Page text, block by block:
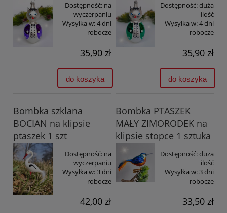
Dostępność: na
wyczerpaniu
Wysyłka w:4 dni
robocze
35,90 zł
do koszyka
Dostępność:duża
ilość
Wysyłka w:4 dni
robocze
35,90 zł
do koszyka
Bombka szklana
BOCIAN na klipsie
ptaszek 1 szt
Dostępność: na
wyczerpaniu
Wysyłka w:3 dni
robocze
42,00 zł
Bombka PTASZEK
MAŁY ZIMORODEK na
klipsie stopce 1 sztuka
Dostępność:duża
ilość
Wysyłka w:3 dni
robocze
33,50 zł